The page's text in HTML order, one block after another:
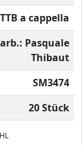
TTB a cappella
Pasquale
Thibaut
SM3474
20 Stück